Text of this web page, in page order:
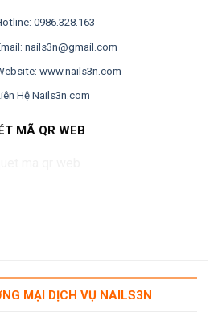
0986.328.163
nails3n@gmail.com
www.nails3n.com
Hệ Nails3n.com
MÃ QR WEB
MẠI DỊCH VỤ NAILS3N